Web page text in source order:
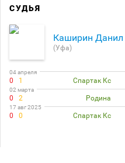
СУДЬЯ
Каширин Данил
(Уфа)
04 апреля
0 1 Спартак Кс
02 марта
0 2 Родина
17 авг 2025
0 0 Спартак Кс